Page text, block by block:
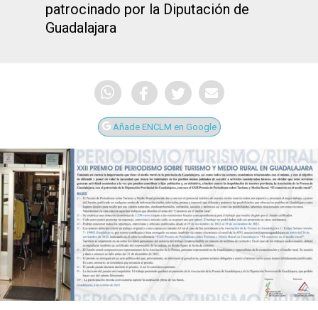
patrocinado por la Diputación de
Guadalajara
Añade ENCLM en Google